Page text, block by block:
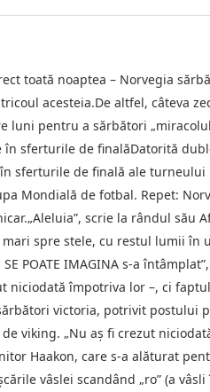
toată noaptea – Norvegia
acesteia.De altfel, câteva
pentru a sărbători
sferturile de finalăDatorită
sferturile de finală ale turneului
Mondială de fotbal. Repet:
scrie la rândul său
spre stele, cu restul lumii în
POATE IMAGINA s-a
împotriva lor –, ci
victoria, potrivit postului
viking. „Nu aş fi crezut
Haakon, care s-a alăturat
vâslei scandând „ro” (a